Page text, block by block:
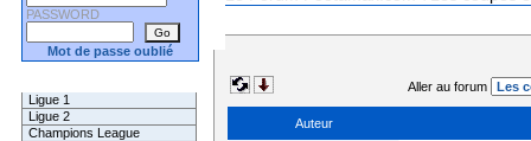
PASSWORD
Mot de passe oublié
Ligue 1
Ligue 2
Champions League
Aller au forum
Auteur